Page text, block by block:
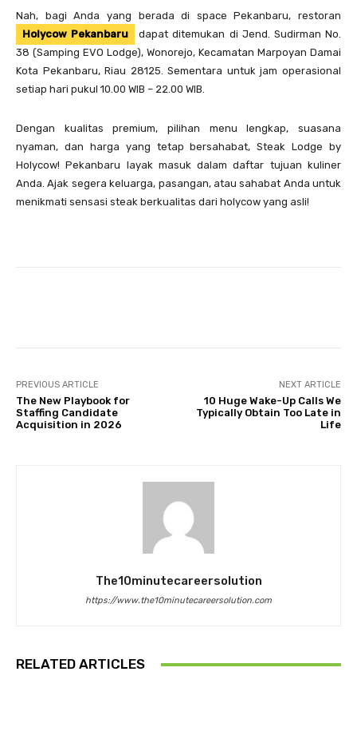
Nah, bagi Anda yang berada di space Pekanbaru, restoran
Holycow Pekanbaru
dapat ditemukan di Jend. Sudirman No.
38 (Samping EVO Lodge), Wonorejo, Kecamatan Marpoyan Damai
Kota Pekanbaru, Riau 28125. Sementara untuk jam operasional
setiap hari pukul 10.00 WIB – 22.00 WIB.
Dengan kualitas premium, pilihan menu lengkap, suasana
nyaman, dan harga yang tetap bersahabat, Steak Lodge by
Holycow! Pekanbaru layak masuk dalam daftar tujuan kuliner
Anda. Ajak segera keluarga, pasangan, atau sahabat Anda untuk
menikmati sensasi steak berkualitas dari holycow yang asli!
PREVIOUS ARTICLE
The New Playbook for
Staffing Candidate
Acquisition in 2026
NEXT ARTICLE
10 Huge Wake-Up Calls We
Typically Obtain Too Late in
Life
The10minutecareersolution
https://www.the10minutecareersolution.com
RELATED ARTICLES